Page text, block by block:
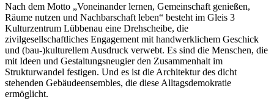
Nach dem Motto „Voneinander lernen, Gemeinschaft genießen,
Räume nutzen und Nachbarschaft leben“ besteht im Gleis 3
Kulturzentrum Lübbenau eine Drehscheibe, die
zivilgesellschaftliches Engagement mit handwerklichem Geschick
und (bau-)kulturellem Ausdruck verwebt. Es sind die Menschen, die
mit Ideen und Gestaltungsneugier den Zusammenhalt im
Strukturwandel festigen. Und es ist die Architektur des dicht
stehenden Gebäudeensembles, die diese Alltagsdemokratie
ermöglicht.